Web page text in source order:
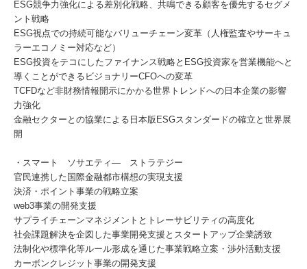
ESG競争力強化による差別化戦略、共鳴できる顧客を優先するセグメ
ント戦略
ESG視点での持続可能なバリューチェーン変革（人権監査やサーキュ
ラーエコノミー対応など）
ESG投資をテコにしたファイナンス戦略とESG投資家を営業機能へと
導くことができるビジョナリーCFOへの変革
TCFDなど非財務情報開示にかかる世界トレンドへの日本企業の影響
力強化
金融セクターとの協業による日本版ESGスタンダードの確立と世界展
開
・スマート ソサエティ― ストラテジー
官民連携した国際金融都市構想の実現支援
決済・ポイント事業の戦略立案
web3事業の開発支援
サプライチェーンマネジメントとトレーサビリティの高度化
社会課題解決を企図した事業開発支援とスタートアップ企業誘致
法制化や標準化等ルール形成を通じた事業戦略立案・渉外活動支援
カーボンクレジット事業の開発支援